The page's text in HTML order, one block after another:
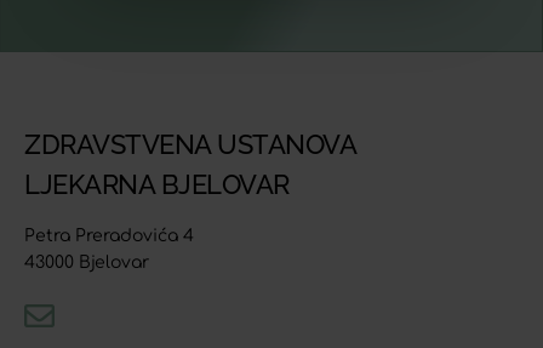
ZDRAVSTVENA USTANOVA
LJEKARNA BJELOVAR
Petra Preradovića 4
43000 Bjelovar